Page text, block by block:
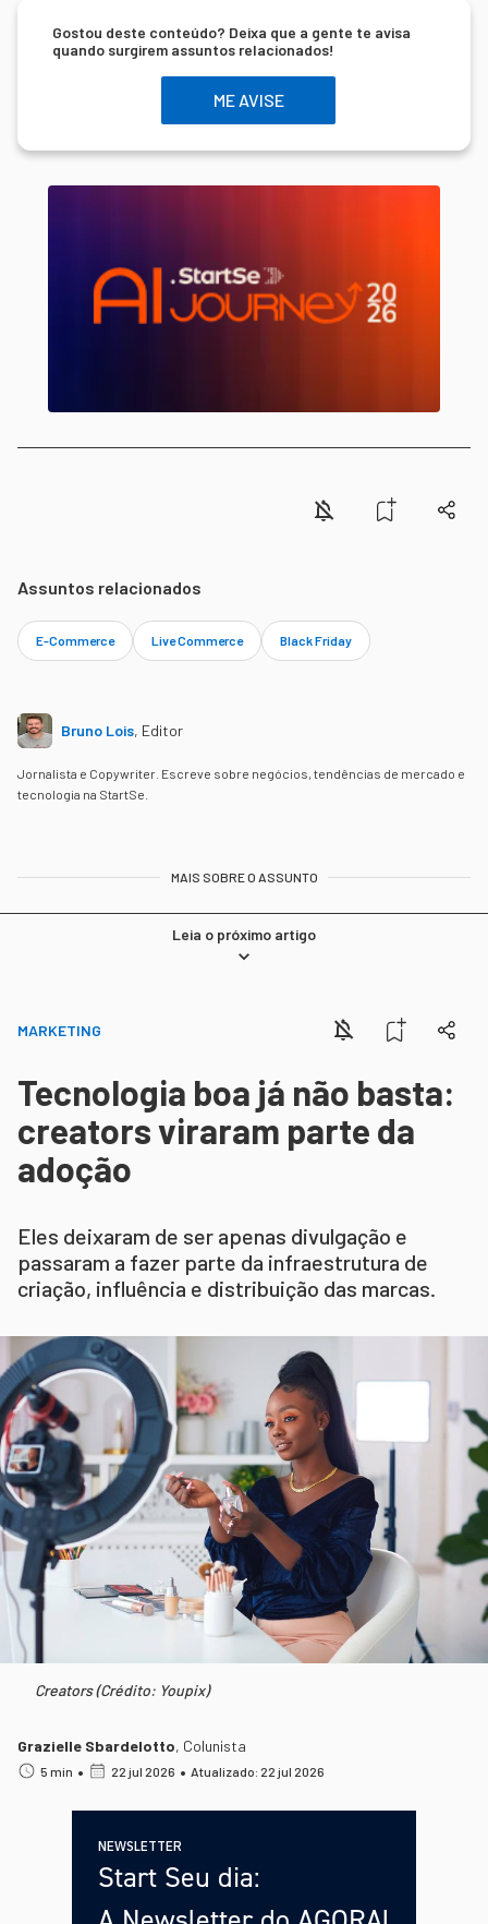
Gostou deste conteúdo? Deixa que a gente te avisa
quando surgirem assuntos relacionados!
ME AVISE
Assuntos relacionados
E-Commerce Live Commerce Black Friday
Bruno Lois, Editor
Jornalista e Copywriter. Escreve sobre negócios, tendências de mercado e
tecnologia na StartSe.
MAIS SOBRE O ASSUNTO
Leia o próximo artigo
MARKETING
Tecnologia boa já não basta:
creators viraram parte da
adoção
Eles deixaram de ser apenas divulgação e
passaram a fazer parte da infraestrutura de
criação, influência e distribuição das marcas.
Creators (Crédito: Youpix)
Grazielle Sbardelotto, Colunista
5 min • 22 jul 2026 • Atualizado: 22 jul 2026
NEWSLETTER
Start Seu dia: